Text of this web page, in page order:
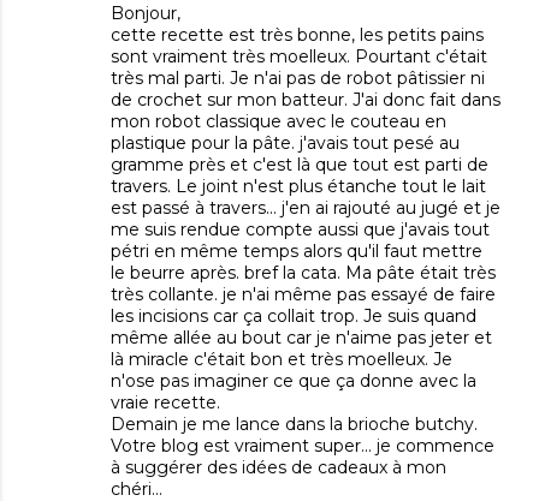
Bonjour,
cette recette est très bonne, les petits pains
sont vraiment très moelleux. Pourtant c'était
très mal parti. Je n'ai pas de robot pâtissier ni
de crochet sur mon batteur. J'ai donc fait dans
mon robot classique avec le couteau en
plastique pour la pâte. j'avais tout pesé au
gramme près et c'est là que tout est parti de
travers. Le joint n'est plus étanche tout le lait
est passé à travers... j'en ai rajouté au jugé et je
me suis rendue compte aussi que j'avais tout
pétri en même temps alors qu'il faut mettre
le beurre après. bref la cata. Ma pâte était très
très collante. je n'ai même pas essayé de faire
les incisions car ça collait trop. Je suis quand
même allée au bout car je n'aime pas jeter et
là miracle c'était bon et très moelleux. Je
n'ose pas imaginer ce que ça donne avec la
vraie recette.
Demain je me lance dans la brioche butchy.
Votre blog est vraiment super... je commence
à suggérer des idées de cadeaux à mon
chéri...